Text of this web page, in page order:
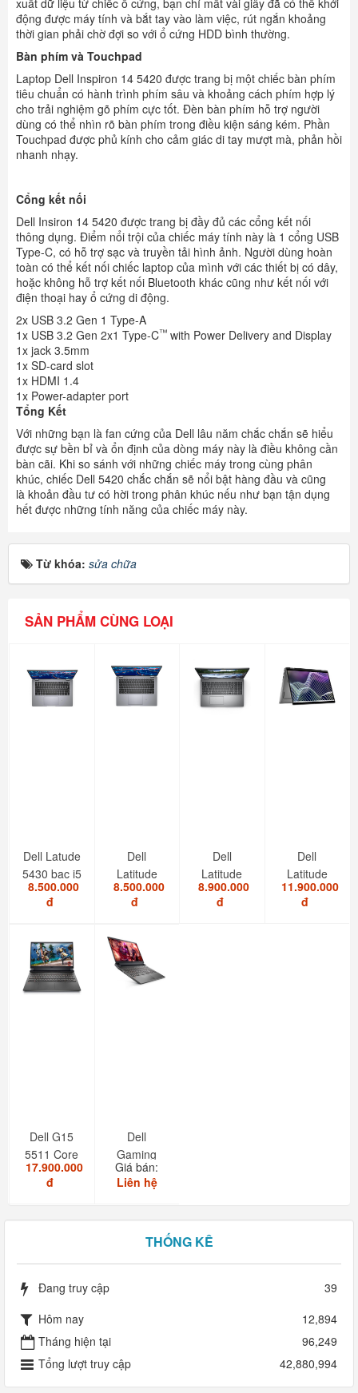
xuất dữ liệu từ chiếc ổ cứng, bạn chỉ mất vài giây đã có thể khởi
động được máy tính và bắt tay vào làm việc, rút ngắn khoảng
thời gian phải chờ đợi so với ổ cứng HDD bình thường.
Bàn phím và Touchpad
Laptop Dell Inspiron 14 5420 được trang bị một chiếc bàn phím
tiêu chuẩn có hành trình phím sâu và khoảng cách phím hợp lý
cho trải nghiệm gõ phím cực tốt. Đèn bàn phím hỗ trợ người
dùng có thể nhìn rõ bàn phím trong điều kiện sáng kém. Phần
Touchpad được phủ kính cho cảm giác di tay mượt mà, phản hồi
nhanh nhạy.
Cổng kết nối
Dell Insiron 14 5420 được trang bị đầy đủ các cổng kết nối
thông dụng. Điểm nổi trội của chiếc máy tính này là 1 cổng USB
Type-C, có hỗ trợ sạc và truyền tải hình ảnh. Người dùng hoàn
toàn có thể kết nối chiếc laptop của mình với các thiết bị có dây,
hoặc không hỗ trợ kết nối Bluetooth khác cũng như kết nối với
điện thoại hay ổ cứng di động.
2x USB 3.2 Gen 1 Type-A
1x USB 3.2 Gen 2x1 Type-C™ with Power Delivery and Display
1x jack 3.5mm
1x SD-card slot
1x HDMI 1.4
1x Power-adapter port
Tổng Kết
Với những bạn là fan cứng của Dell lâu năm chắc chắn sẽ hiểu
được sự bền bỉ và ổn định của dòng máy này là điều không cần
bàn cãi. Khi so sánh với những chiếc máy trong cùng phân
khúc, chiếc Dell 5420 chắc chắn sẽ nổi bật hàng đầu và cũng
là khoản đầu tư có hời trong phân khúc nếu như bạn tận dụng
hết được những tính năng của chiếc máy này.
Từ khóa: sửa chữa
SẢN PHẨM CÙNG LOẠI
Dell Latude
5430 bạc i5
1235U/8GB/SSD...
8.500.000
đ
Dell
Latitude
5420 i7
1185G7/RAM
8.500.000
đ
Dell
Latitude
5520 I5
1145G7/RAM
8.900.000
đ
Dell
Latitude
7420 i7
2in1 touch
11.900.000
đ
Dell G15
5511 Core
i7 11850H
RAM
17.900.000
đ
Dell
Gaming
G15-5511
Giá bán:
Liên hệ
THỐNG KÊ
Đang truy cập
39
Hôm nay
12,894
Tháng hiện tại
96,249
Tổng lượt truy cập
42,880,994